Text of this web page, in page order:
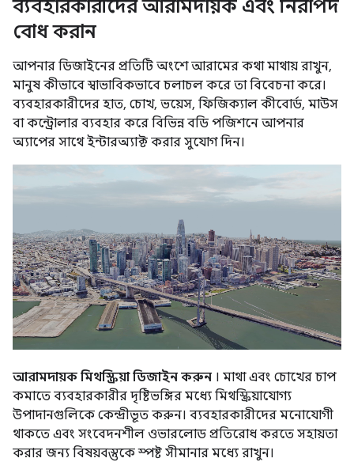
ব্যবহারকারীদের আরামদায়ক এবং নিরাপদ
বোধ করান
আপনার ডিজাইনের প্রতিটি অংশে আরামের কথা মাথায় রাখুন,
মানুষ কীভাবে স্বাভাবিকভাবে চলাচল করে তা বিবেচনা করে।
ব্যবহারকারীদের হাত, চোখ, ভয়েস, ফিজিক্যাল কীবোর্ড, মাউস
বা কন্ট্রোলার ব্যবহার করে বিভিন্ন বডি পজিশনে আপনার
অ্যাপের সাথে ইন্টারঅ্যাক্ট করার সুযোগ দিন।
আরামদায়ক মিথস্ক্রিয়া ডিজাইন করুন । মাথা এবং চোখের চাপ
কমাতে ব্যবহারকারীর দৃষ্টিভঙ্গির মধ্যে মিথস্ক্রিয়াযোগ্য
উপাদানগুলিকে কেন্দ্রীভূত করুন। ব্যবহারকারীদের মনোযোগী
থাকতে এবং সংবেদনশীল ওভারলোড প্রতিরোধ করতে সহায়তা
করার জন্য বিষয়বস্তুকে স্পষ্ট সীমানার মধ্যে রাখুন।